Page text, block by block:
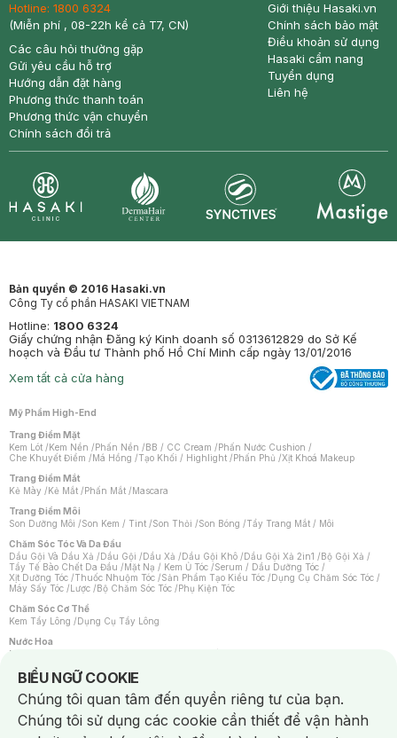
Hotline: 1800 6324
(Miễn phí , 08-22h kể cả T7, CN)
Các câu hỏi thường gặp
Gửi yêu cầu hỗ trợ
Hướng dẫn đặt hàng
Phương thức thanh toán
Phương thức vận chuyển
Chính sách đổi trả
Giới thiệu Hasaki.vn
Chính sách bảo mật
Điều khoản sử dụng
Hasaki cẩm nang
Tuyển dụng
Liên hệ
Bản quyền © 2016 Hasaki.vn
Công Ty cổ phần HASAKI VIETNAM
Hotline: 1800 6324
Giấy chứng nhận Đăng ký Kinh doanh số 0313612829 do Sở Kế
hoạch và Đầu tư Thành phố Hồ Chí Minh cấp ngày 13/01/2016
Xem tất cả cửa hàng
Mỹ Phẩm High-End
Trang Điểm Mặt
Kem Lót /Kem Nền /Phấn Nền /BB / CC Cream /Phấn Nước Cushion /
Che Khuyết Điểm /Má Hồng /Tạo Khối / Highlight /Phấn Phủ /Xịt Khoá Makeup
Trang Điểm Mắt
Kẻ Mày /Kẻ Mắt /Phấn Mắt /Mascara
Trang Điểm Môi
Son Dưỡng Môi /Son Kem / Tint /Son Thỏi /Son Bóng /Tẩy Trang Mắt / Môi
Chăm Sóc Tóc Và Da Đầu
Dầu Gội Và Dầu Xả /Dầu Gội /Dầu Xả /Dầu Gội Khô /Dầu Gội Xả 2in1 /Bộ Gội Xả /
Tẩy Tế Bào Chết Da Đầu /Mặt Nạ / Kem Ủ Tóc /Serum / Dầu Dưỡng Tóc /
Xịt Dưỡng Tóc /Thuốc Nhuộm Tóc /Sản Phẩm Tạo Kiểu Tóc /Dụng Cụ Chăm Sóc Tóc /
Máy Sấy Tóc /Lược /Bộ Chăm Sóc Tóc /Phụ Kiện Tóc
Chăm Sóc Cơ Thể
Kem Tẩy Lông /Dụng Cụ Tẩy Lông
Nước Hoa
Nước Hoa Nữ
Chăm Sóc Cá Nhân
Chống Muỗi /Khẩu Trang /Máy Massage/Mặt Nạ Xông Hơi /Nước Rửa Tay/
Sản Phẩm Chăm Sóc Khác /Bàn Chải Đánh Răng /Bàn Chải Điện/
Hỗ Trợ Trắng Răng/Kem Đánh Răng /Máy Tăm Nước/ Nước Súc Miệng/
Tăm / Chỉ Nha Khoa/ Xịt Thơm Miệng / Dung Dịch Vệ Sinh/Dưỡng Vùng Kín/
BIỂU NGỮ COOKIE
Notice about cookies usage
Chúng tôi quan tâm đến quyền riêng tư của bạn.
Chúng tôi sử dụng các cookie cần thiết để vận hành